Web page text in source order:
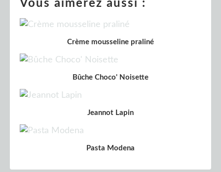
Vous aimerez aussi :
Crème mousseline praliné
Bûche Choco' Noisette
Jeannot Lapin
Pasta Modena